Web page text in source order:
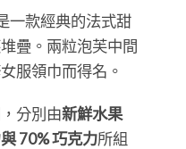
一款經典的法式甜
疊。兩粒泡芙中間
服領巾而得名。
分別由新鮮水果
70% 巧克力所組